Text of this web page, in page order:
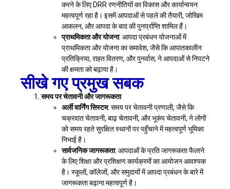
करने के लिए DRR रणनीतियों का विकास और कार्यान्वयन
महत्वपूर्ण रहा है। इसमें आपदाओं से पहले की तैयारी, जोखिम
आकलन, और आपदा के बाद की पुनर्प्राप्ति शामिल हैं।
प्राथमिकता और योजना: आपदा प्रबंधन योजनाओं में
प्राथमिकता और योजना का समावेश, जैसे कि आपातकालीन
प्रतिक्रिया, राहत वितरण, और पुनर्वास, ने आपदाओं से निपटने
की क्षमता को बढ़ाया है।
सीखे गए प्रमुख सबक
समय पर चेतावनी और जागरूकता
अर्ली वार्निंग सिस्टम: समय पर चेतावनी प्रणाली, जैसे कि
चक्रवात चेतावनी, बाढ़ चेतावनी, और भूकंप चेतावनी, ने लोगों
को समय रहते सुरक्षित स्थानों पर पहुँचाने में महत्वपूर्ण भूमिका
निभाई है।
सार्वजनिक जागरूकता: आपदाओं के प्रति जागरूकता फैलाने
के लिए शिक्षा और प्रशिक्षण कार्यक्रमों का आयोजन आवश्यक
है। स्कूलों, कॉलेजों, और समुदायों में आपदा प्रबंधन के बारे में
जागरूकता बढ़ाना महत्वपूर्ण है।